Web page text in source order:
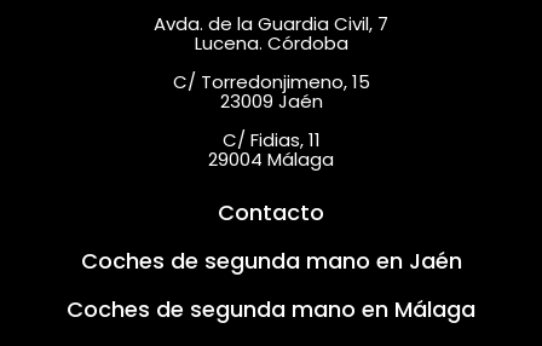
Avda. de la Guardia Civil, 7
Lucena. Córdoba
C/ Torredonjimeno, 15
23009 Jaén
C/ Fidias, 11
29004 Málaga
Contacto
Coches de segunda mano en Jaén
Coches de segunda mano en Málaga